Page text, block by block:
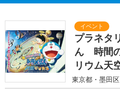
プラネタ
ん 時間
リウム天
東京都・墨田区